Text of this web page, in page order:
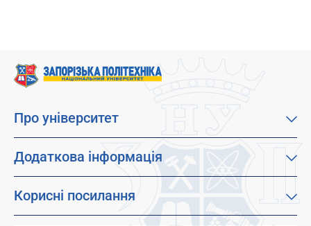
Про університет
Місія, візія та цінності
Факультети
Додаткова інформація
Дистанційне навчання
Корисні посилання